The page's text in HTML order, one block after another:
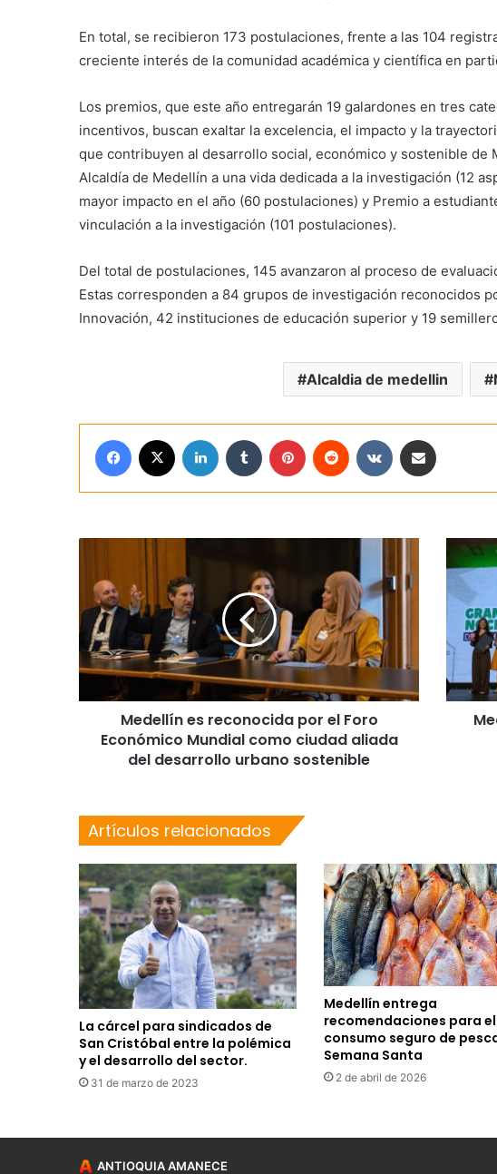
En total, se recibieron 173 postulaciones, frente a las 104
creciente interés de la comunidad académica y científica en
Los premios, que este año entregarán 19 galardones en tres
incentivos, buscan exaltar la excelencia, el impacto y la
que contribuyen al desarrollo social, económico y sostenible de
Alcaldía de Medellín a una vida dedicada a la investigación (12
mayor impacto en el año (60 postulaciones) y Premio a
vinculación a la investigación (101 postulaciones).
Del total de postulaciones, 145 avanzaron al proceso de
Estas corresponden a 84 grupos de investigación reconocidos
Innovación, 42 instituciones de educación superior y 19
Alcaldia de medellin
Facebook LinkedIn Tumblr Pinterest Reddit VKontakte
Medellín es reconocida por el Foro
Económico Mundial como ciudad aliada
del desarrollo urbano sostenible
Artículos relacionados
La cárcel para sindicados de
San Cristóbal entre la polémica
y el desarrollo del sector.
31 de marzo de 2023
Medellín entrega
recomendaciones para el
consumo seguro de
Semana Santa
2 de abril de 2026
ANTIOQUIA AMANECE